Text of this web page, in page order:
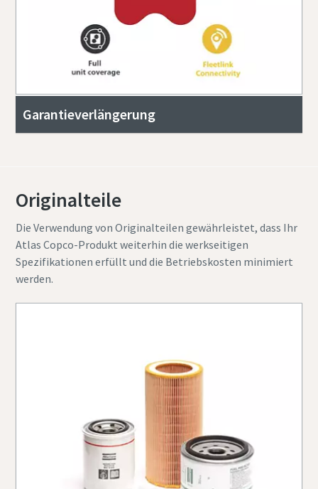
Garantieverlängerung
Originalteile
Die Verwendung von Originalteilen gewährleistet, dass Ihr
Atlas Copco-Produkt weiterhin die werkseitigen
Spezifikationen erfüllt und die Betriebskosten minimiert
werden.